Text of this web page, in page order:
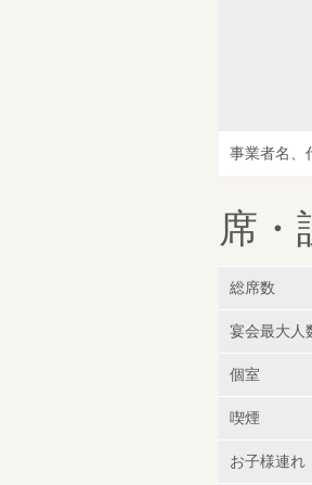
事業者名、
席・
総席数
宴会最大人
個室
喫煙
お子様連れ